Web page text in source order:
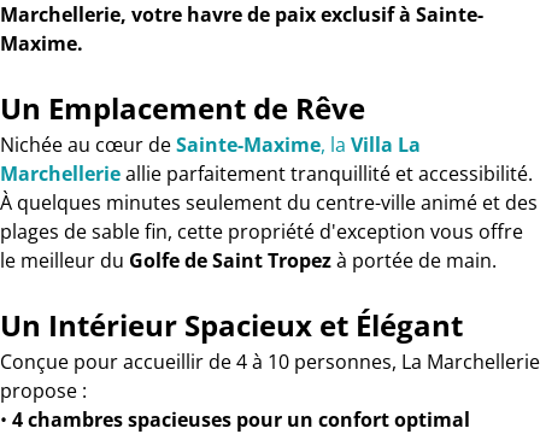
Marchellerie, votre havre de paix exclusif à Sainte-
Maxime.
Un Emplacement de Rêve
Nichée au cœur deSainte-Maxime, la Villa La
Marchellerieallie parfaitement tranquillité et accessibilité.
À quelques minutes seulement du centre-ville animé et des
plages de sable fin, cette propriété d'exception vous offre
le meilleur du Golfe de Saint Tropezà portée de main.
Un Intérieur Spacieux et Élégant
Conçue pour accueillir de 4 à 10 personnes, La Marchellerie
propose :
• 4 chambres spacieuses pour un confort optimal